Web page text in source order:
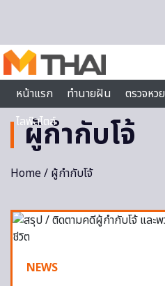
หน้าแรก
ทำนายฝัน ตรวจหวย
ไลฟ์สไตล์
ผู้กำกับโจ้
Home/ ผู้กำกับโจ้
NEWS